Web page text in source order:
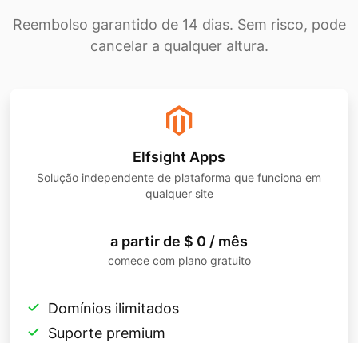
Reembolso garantido de 14 dias. Sem risco, pode
cancelar a qualquer altura.
Elfsight Apps
Solução independente de plataforma que funciona em
qualquer site
a partir de $ 0 / mês
comece com plano gratuito
Domínios ilimitados
Suporte premium